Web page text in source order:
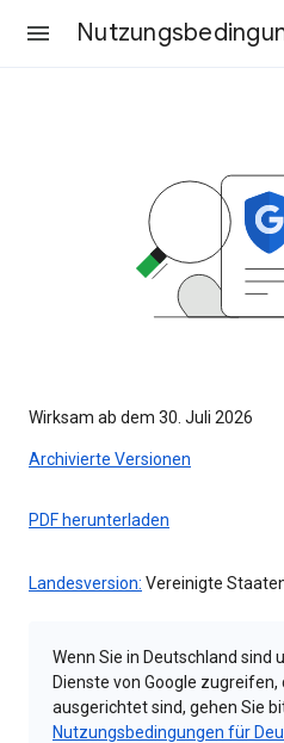
Wirksam ab dem 30. Juli 2026
Archivierte Versionen
PDF herunterladen
Landesversion: Vereinigte
Wenn Sie in Deutschland sind
Dienste von Google
ausgerichtet sind, gehen Sie
Nutzungsbedingungen für